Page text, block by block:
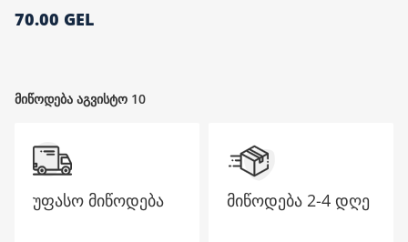
70.00 GEL
მიწოდება აგვისტო 10
უფასო მიწოდება მიწოდება 2-4 დღე